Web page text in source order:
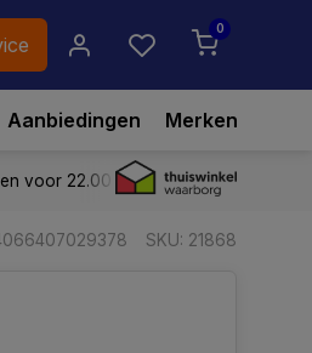
0
Aanbiedingen Merken
voor 22.00 uur besteld,vandaag
SKU: 21868